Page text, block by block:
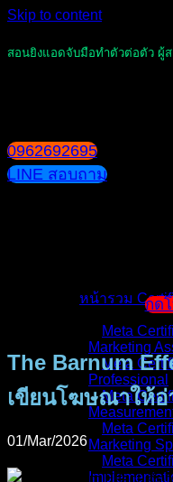
Skip to content
สอนยิงแอดจับมือทำตัวต่อตัว ผู้
0962692695
LINE สอบถาม
หน้ารวม
Meta
Marketing
Meta
Professional
Meta
Meta
Marketing
Meta
กด
The Barnum
เขียนโฆษณาให้อ่
01/Mar/2026